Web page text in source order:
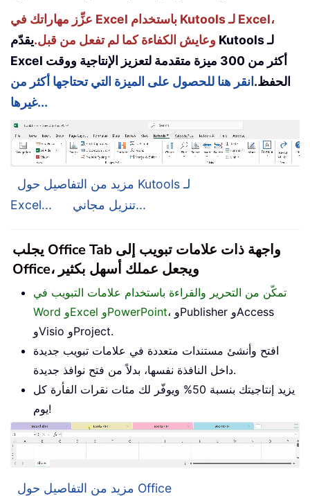
عزِّز مهاراتك في Excel باستخدام Kutools لـ Excel،
وعايش الكفاءة كما لم تفعل من قبل.يقدّم Kutools لـ
Excel أكثر من 300 ميزة متقدمة لتعزيز الإنتاجية ووقت
الحفظ.انقر هنا للحصول على الميزة التي تحتاجها أكثر من
غيرها...
مزيد من التفاصيل حول Kutools لـ
Excel...
تنزيل مجاني...
يجلب Office Tab واجهة ذات علامات تبويب إلى
Office، ويجعل عملك أسهل بكثير
تمكّن من التحرير والقراءة باستخدام علامات التبويب في
Word وExcel وPowerPoint، وPublisher وAccess
وVisio وProject.
افتح وأنشئ مستندات متعددة في علامات تبويب جديدة
داخل النافذة نفسها، بدلاً من فتح نوافذ جديدة.
يزيد إنتاجيتك بنسبة 50% ويوفّر لك مئات نقرات الفأرة كل
يوم!
مزيد من التفاصيل حول Office